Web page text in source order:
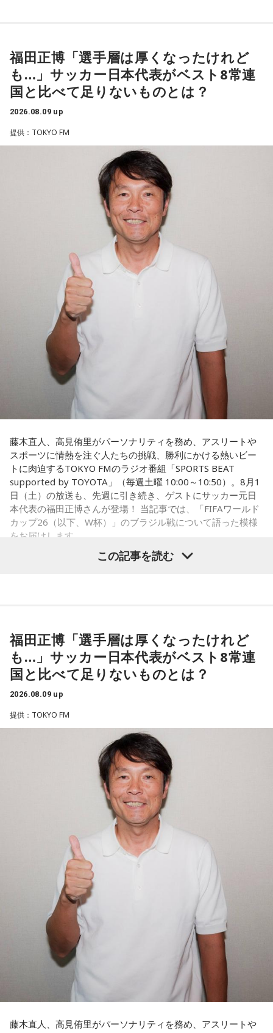
ることを明かした。また、歌手はレコーディングを終えた
後、自分自身が“演出家”となって楽曲を育てていく仕事でもあ
ると語り、長年培ってきた表現者としての思いを語った。
ューから間もなく所属レコード会社がなくなり、「どこへ行
けばいいの？」と途方に暮れたことや、芸名を何度も変えな
がら挑戦を続けてきた日々を振り返る。それでも諦めずに歌
い続けた経験が、45周年記念シングル「露天の花」に込めた
「どんな環境でも花は咲く」「その場所で咲く花がある」と
いうメッセージにつながっていると話した。人生は何度でも
立ち上がれるという応援歌は、自身の歩みそのものでもある
さらに、趣味についてもトークを展開。愛犬と過ごす時間を
増やすために驚くべきあるものを購入したと言う。さて何を
購入したのか…？ 詳しくはradikoタイムフリーで！
福田正博「選手層は厚くなったけれど
も…」サッカー日本代表がベスト8常連
国と比べて足りないものとは？
2026.08.09 up
提供：TOKYO FM
藤木直人、高見侑里がパーソナリティを務め、アスリートや
スポーツに情熱を注ぐ人たちの挑戦、勝利にかける熱いビー
トに肉迫するTOKYO FMのラジオ番組「SPORTS BEAT
supported by TOYOTA」（毎週土曜 10:00～10:50）。8月1
日（土）の放送も、先週に引き続き、ゲストにサッカー元日
本代表の福田正博さんが登場！ 当記事では、「FIFAワールド
カップ26（以下、W杯）」のブラジル戦について語った模様
をお届けします。
輝き、Jリーグ通算228試合出場93得点を挙げ、日本代表では
45試合出場で9ゴールを記録するなど活躍を見せ、1993年に
はW杯アジア地区最終予選にも出場しました。2002年に現役
を引退した後は、サッカー解説者としてメディアでの活動の
活かしながら幅広く活動しています。
◆福田正博がW杯ブラジル戦を総括
藤木：ブラジル戦で、前半は佐野海舟選手の素晴らしいイン
ターセプトからのゴールがありましたし、前半の終了間際に
は日本がボールを持つ時間もありました。しかし、後半に入
ってからブラジルが戦略を変えてきて、日本が一方的に押し
込まれてしまった。試合のなかで具体的な戦術が打ち出せな
かったと考えると、（選手のなかに）もう少し具体的な戦略
を示す人、ブレーンが必要なのかなと素人目には思ってしま
うのですが……。
福田：そういう見方も当然ありますし、それができれば一番
いいと思うのですが、森保監督は帰国後の会見で「戦術は後
出しジャンケンだ」と言っていたんです。どういうことかと
いうと、自分たちが変えたら相手がまた変えてくる、それに
対してまた変えていかなきゃならない。ベンチでその都度
（戦術を）言い続けても、向こうが変えてきたら、その変化
に対して変化しなきゃいけない。「こういうやり方をしま
す」「だったらこう対応します」と。
そうすると、対応された側がまた変えてくるんですよ、それ
度言えますけど、ピッチのなかで選手たちがそれを感じて、
この記事を読む
福田正博「選手層は厚くなったけれど
も…」サッカー日本代表がベスト8常連
国と比べて足りないものとは？
2026.08.09 up
提供：TOKYO FM
藤木直人、高見侑里がパーソナリティを務め、アスリートや